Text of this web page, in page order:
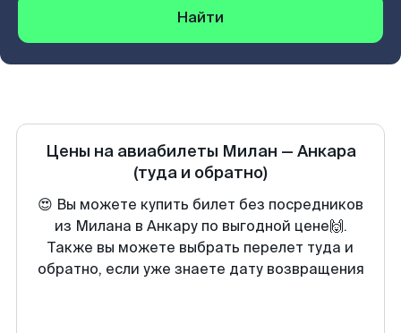
Найти
Цены на авиабилеты Милан — Анкара
(туда и обратно)
😍 Вы можете купить билет без посредников
из Милана в Анкару по выгодной цене🙌.
Также вы можете выбрать перелет туда и
обратно, если уже знаете дату возвращения